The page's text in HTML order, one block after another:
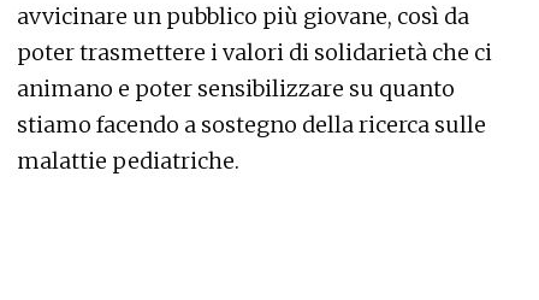
avvicinare un pubblico più giovane, così da
poter trasmettere i valori di solidarietà che ci
animano e poter sensibilizzare su quanto
stiamo facendo a sostegno della ricerca sulle
malattie pediatriche.